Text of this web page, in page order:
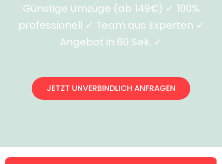
Günstige Umzüge (ab 149€) ✓ 100%
professionell ✓ Team aus Experten ✓
Angebot in 60 Sek. ✓
JETZT UNVERBINDLICH ANFRAGEN